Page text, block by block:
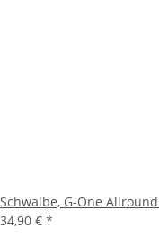
Schwalbe, G-One
34,90 € *